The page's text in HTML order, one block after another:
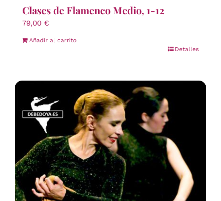
Clases de Flamenco Medio, 1-12
79,00 €
Añadir al carrito
Detalles